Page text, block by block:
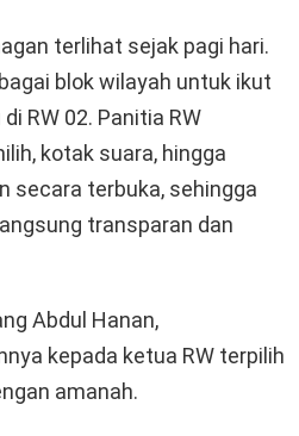
terlihat sejak pagi hari.
blok wilayah untuk ikut
RW 02. Panitia RW
kotak suara, hingga
secara terbuka, sehingga
transparan dan
Abdul Hanan,
kepada ketua RW terpilih
amanah.